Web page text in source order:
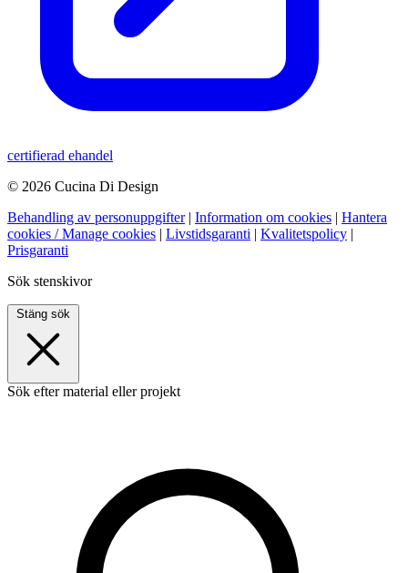
certifierad ehandel
© 2026 Cucina Di Design
Behandling av personuppgifter | Information om cookies | Hantera
cookies / Manage cookies | Livstidsgaranti | Kvalitetspolicy |
Prisgaranti
Sök stenskivor
Stäng sök
Sök efter material eller projekt